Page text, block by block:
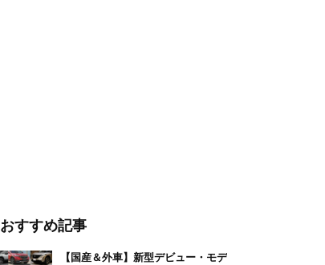
おすすめ記事
【国産＆外車】新型デビュー・モデ